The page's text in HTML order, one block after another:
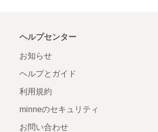
ヘルプセンター
お知らせ
ヘルプとガイド
利用規約
minneのセキュリティ
お問い合わせ